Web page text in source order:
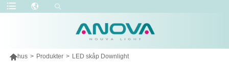
hus > Produkter > LED skåp Downlight